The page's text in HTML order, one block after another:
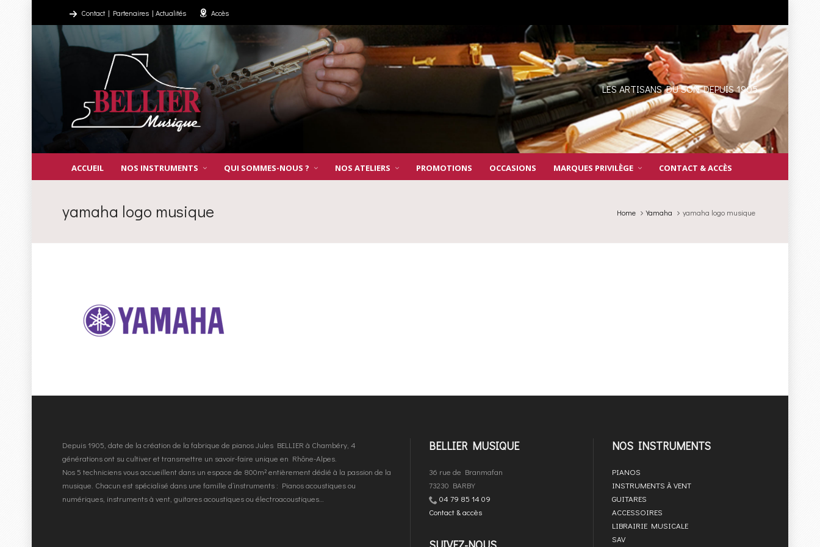
Contact| Partenaires | Actualités Accès
LES ARTISANS DU SON DEPUIS 1905
ACCUEIL NOS INSTRUMENTS QUI SOMMES-NOUS ? NOS ATELIERS PROMOTIONS OCCASIONS MARQUES PRIVILÈGE CONTACT & ACCÈS
yamaha logo musique Home Yamaha yamaha logo musique
Depuis 1905, date de la création de la fabrique de pianos Jules BELLIER à Chambéry, 4
générations ont su cultiver et transmettre un savoir-faire unique en Rhône-Alpes.
Nos 5 techniciens vous accueillent dans un espace de 800m² entièrement dédié à la passion de la
musique. Chacun est spécialisé dans une famille d’instruments : Pianos acoustiques ou
numériques, instruments à vent, guitares acoustiques ou électroacoustiques…
BELLIER MUSIQUE
36 rue de Branmafan
73230 BARBY
04 79 85 14 09
Contact & accès
NOS INSTRUMENTS
PIANOS
INSTRUMENTS À VENT
GUITARES
ACCESSOIRES
LIBRAIRIE MUSICALE
SAV